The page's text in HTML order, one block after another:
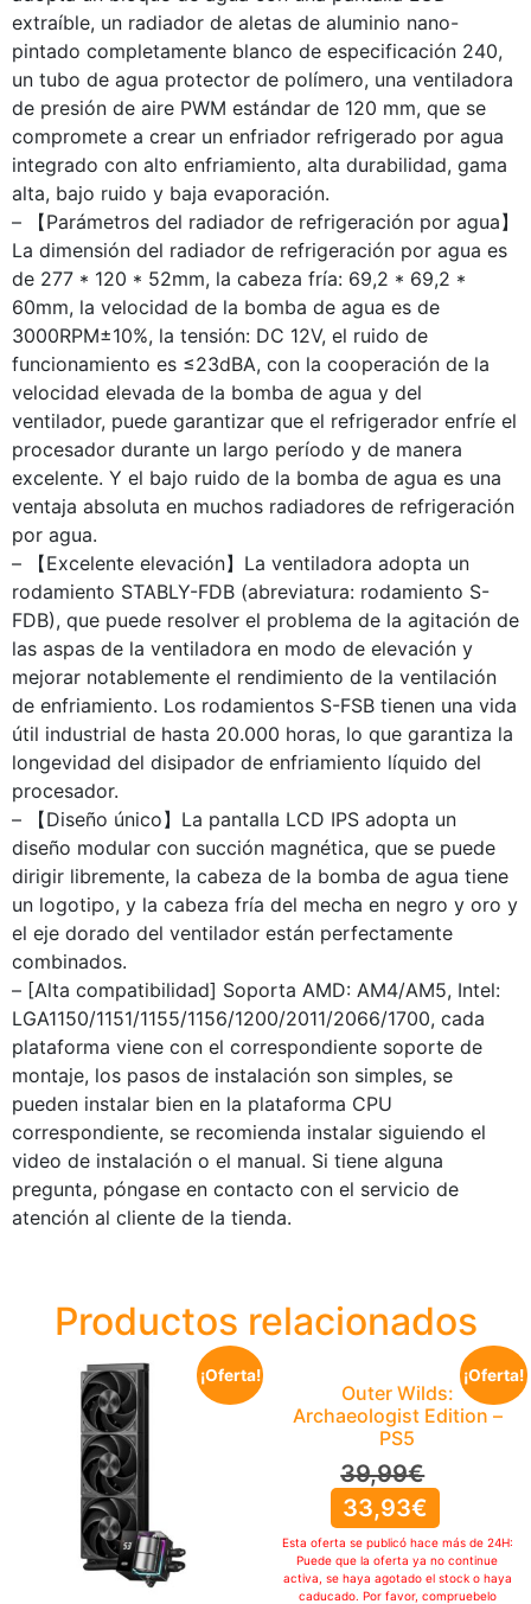
extraíble, un radiador de aletas de aluminio nano-
pintado completamente blanco de especificación 240,
un tubo de agua protector de polímero, una ventiladora
de presión de aire PWM estándar de 120 mm, que se
compromete a crear un enfriador refrigerado por agua
integrado con alto enfriamiento, alta durabilidad, gama
alta, bajo ruido y baja evaporación.
– 【Parámetros del radiador de refrigeración por agua】
La dimensión del radiador de refrigeración por agua es
de 277 * 120 * 52mm, la cabeza fría: 69,2 * 69,2 *
60mm, la velocidad de la bomba de agua es de
3000RPM±10%, la tensión: DC 12V, el ruido de
funcionamiento es ≤23dBA, con la cooperación de la
velocidad elevada de la bomba de agua y del
ventilador, puede garantizar que el refrigerador enfríe el
procesador durante un largo período y de manera
excelente. Y el bajo ruido de la bomba de agua es una
ventaja absoluta en muchos radiadores de refrigeración
por agua.
– 【Excelente elevación】La ventiladora adopta un
rodamiento STABLY-FDB (abreviatura: rodamiento S-
FDB), que puede resolver el problema de la agitación de
las aspas de la ventiladora en modo de elevación y
mejorar notablemente el rendimiento de la ventilación
de enfriamiento. Los rodamientos S-FSB tienen una vida
útil industrial de hasta 20.000 horas, lo que garantiza la
longevidad del disipador de enfriamiento líquido del
procesador.
– 【Diseño único】La pantalla LCD IPS adopta un
diseño modular con succión magnética, que se puede
dirigir libremente, la cabeza de la bomba de agua tiene
un logotipo, y la cabeza fría del mecha en negro y oro y
el eje dorado del ventilador están perfectamente
combinados.
– [Alta compatibilidad] Soporta AMD: AM4/AM5, Intel:
LGA1150/1151/1155/1156/1200/2011/2066/1700, cada
plataforma viene con el correspondiente soporte de
montaje, los pasos de instalación son simples, se
pueden instalar bien en la plataforma CPU
correspondiente, se recomienda instalar siguiendo el
video de instalación o el manual. Si tiene alguna
pregunta, póngase en contacto con el servicio de
atención al cliente de la tienda.
Productos relacionados
¡Oferta! ¡Oferta!
Outer Wilds:
Archaeologist Edition –
PS5
39,99€
33,93€
Esta oferta se publicó hace más de 24H:
Puede que la oferta ya no continue
activa, se haya agotado el stock o haya
caducado. Por favor, compruebelo